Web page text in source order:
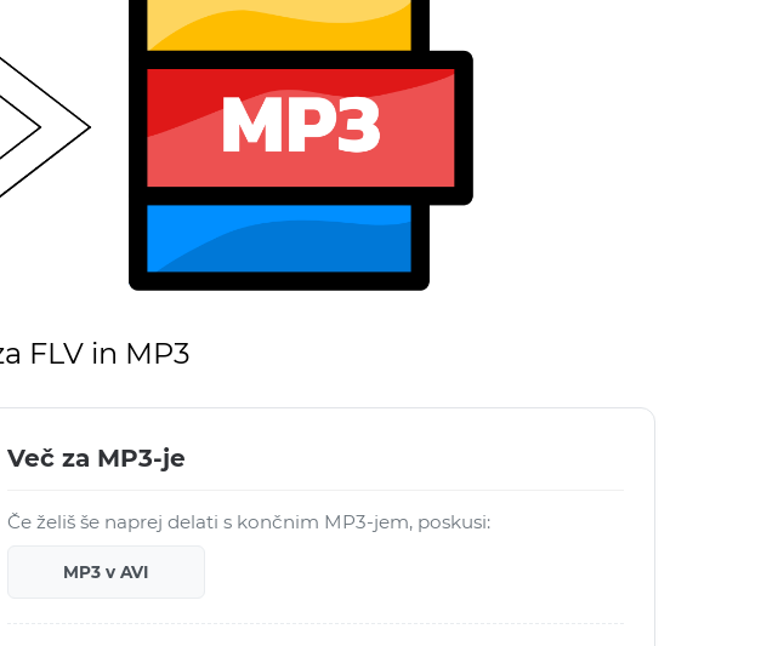
FLV in MP3
Več za MP3-je
Če želiš še naprej delati s končnim MP3-jem, poskusi:
MP3 v AVI